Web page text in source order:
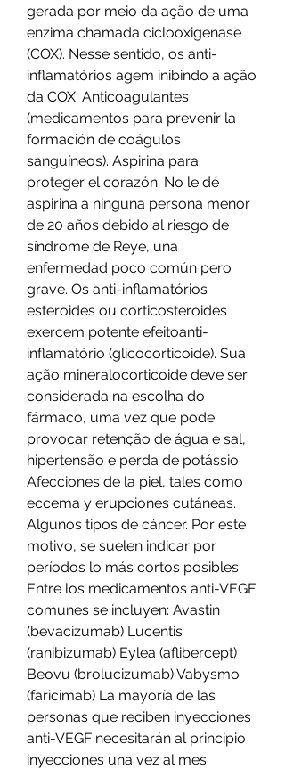
gerada por meio da ação de uma
enzima chamada ciclooxigenase
(COX). Nesse sentido, os anti-
inflamatórios agem inibindo a ação
da COX. Anticoagulantes
(medicamentos para prevenir la
formación de coágulos
sanguíneos). Aspirina para
proteger el corazón. No le dé
aspirina a ninguna persona menor
de 20 años debido al riesgo de
síndrome de Reye, una
enfermedad poco común pero
grave. Os anti-inflamatórios
esteroides ou corticosteroides
exercem potente efeitoanti-
inflamatório (glicocorticoide). Sua
ação mineralocorticoide deve ser
considerada na escolha do
fármaco, uma vez que pode
provocar retenção de água e sal,
hipertensão e perda de potássio.
Afecciones de la piel, tales como
eccema y erupciones cutáneas.
Algunos tipos de cáncer. Por este
motivo, se suelen indicar por
períodos lo más cortos posibles.
Entre los medicamentos anti-VEGF
comunes se incluyen: Avastin
(bevacizumab) Lucentis
(ranibizumab) Eylea (aflibercept)
Beovu (brolucizumab) Vabysmo
(faricimab) La mayoría de las
personas que reciben inyecciones
anti-VEGF necesitarán al principio
inyecciones una vez al mes.